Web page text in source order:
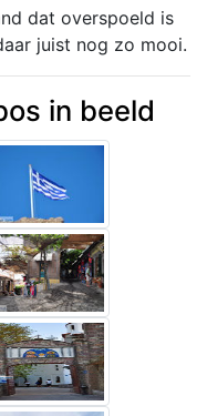
dat overspoeld is
juist nog zo mooi.
in beeld